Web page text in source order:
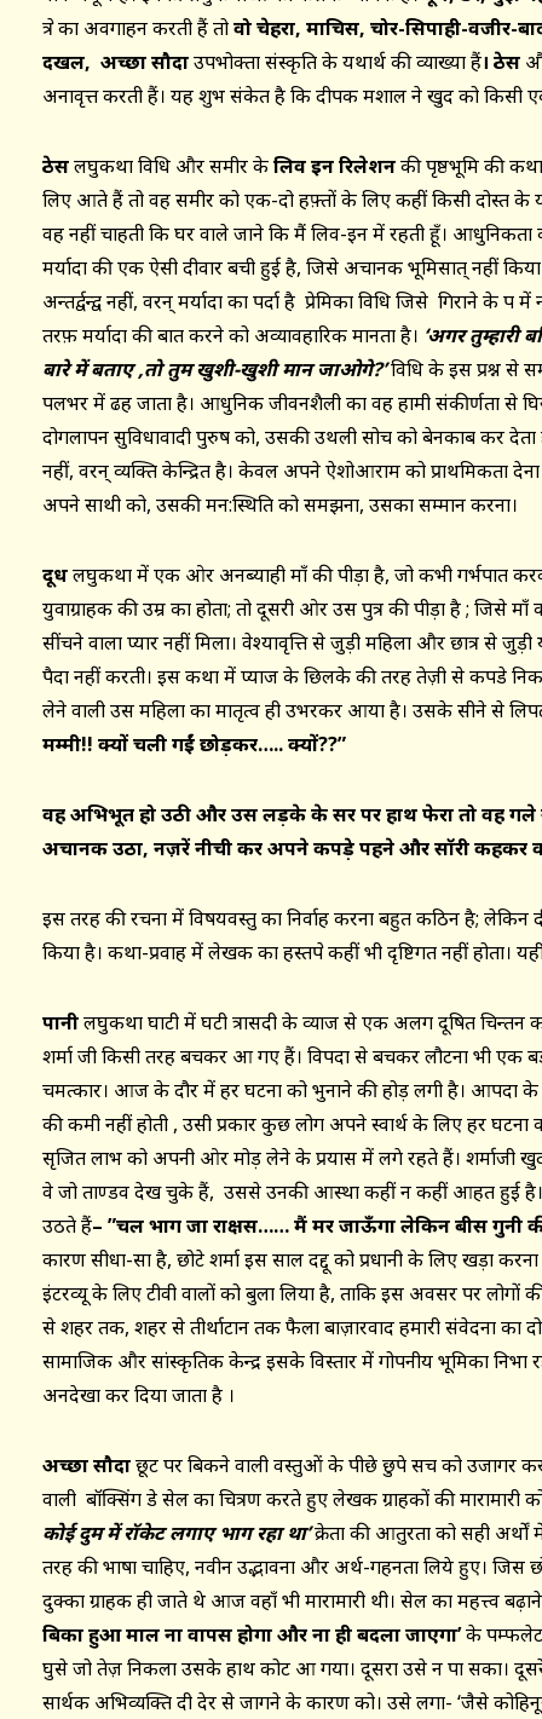
क्षेत्र का अवगाहन करती हैं तोवो चेहरा, माचिस, चोर-सिपाही-वजीर-
दखल, अच्छा सौदाउपभोक्ता संस्कृति के यथार्थ की व्याख्या हैं। ठेस
अनावृत्त करती हैं। यह शुभ संकेत है कि दीपक मशाल ने खुद को किसी एक
ठेसलघुकथा विधि और समीर केलिव इन रिलेशनकी पृष्ठभूमि की
लिए आते हैं तो वह समीर को एक-दो हफ़्तों के लिए कहीं किसी दोस्त के
वह नहीं चाहती कि घर वाले जाने कि मैं लिव-इन में रहती हूँ।
मर्यादा की एक ऐसी दीवार बची हुई है, जिसे अचानक भूमिसात् नहीं
अन्तर्द्वन्द्व नहीं, वरन् मर्यादा का पर्दा है प्रेमिका विधि जिसे गिराने के
तरफ़ मर्यादा की बात करने को अव्यावहारिक मानता है। ‘अगर
बारे में बताए,तो तुम खुशी-खुशी मान जाओगे?’विधि के इस प्रश्न से
पलभर में ढह जाता है। आधुनिक जीवनशैली का वह हामी संकीर्णता से
दोगलापन सुविधावादी पुरुष को, उसकी उथली सोच को बेनकाब कर देता
नहीं, वरन् व्यक्ति केन्द्रित है। केवल अपने ऐशोआराम को प्राथमिकता देना
अपने साथी को, उसकी मन:स्थिति को समझना, उसका सम्मान करना।
दूधलघुकथा में एक ओर अनब्याही माँ की पीड़ा है, जो कभी गर्भपात
युवाग्राहक की उम्र का होता; तो दूसरी ओर उस पुत्र की पीड़ा है ; जिसे
सींचने वाला प्यार नहीं मिला। वेश्यावृत्ति से जुड़ी महिला और छात्र से
पैदा नहीं करती। इस कथा में प्याज के छिलके की तरह तेज़ी से कपडे
लेने वाली उस महिला का मातृत्व ही उभरकर आया है। उसके सीने से
मम्मी!! क्यों चली गईं छोड़कर….. क्यों??”
वह अभिभूत हो उठी और उस लड़के के सर पर हाथ फेरा तो वह गले
अचानक उठा, नज़रें नीची कर अपने कपड़े पहने और सॉरी कहकर
इस तरह की रचना में विषयवस्तु का निर्वाह करना बहुत कठिन है;
किया है। कथा-प्रवाह में लेखक का हस्तक्षेप कहीं भी दृष्टिगत नहीं होता।
पानीलघुकथा घाटी में घटी त्रासदी के व्याज से एक अलग दूषित चिन्तन
शर्मा जी किसी तरह बचकर आ गए हैं। विपदा से बचकर लौटना भी एक
चमत्कार। आज के दौर में हर घटना को भुनाने की होड़ लगी है। आपदा
की कमी नहीं होती , उसी प्रकार कुछ लोग अपने स्वार्थ के लिए हर
सृजित लाभ को अपनी ओर मोड़ लेने के प्रयास में लगे रहते हैं। शर्माजी
वे जो ताण्डव देख चुके हैं, उससे उनकी आस्था कहीं न कहीं आहत हुई है। वे
उठते हैं– ”चल भाग जा राक्षस…… मैं मर जाऊँगा लेकिन बीस गुनी
कारण सीधा-सा है, छोटे शर्मा इस साल दद्दू को प्रधानी के लिए खड़ा
इंटरव्यू के लिए टीवी वालों को बुला लिया है, ताकि इस अवसर पर लोगों
से शहर तक, शहर से तीर्थाटान तक फैला बाज़ारवाद हमारी संवेदना का
सामाजिक और सांस्कृतिक केन्द्र इसके विस्तार में गोपनीय भूमिका निभा
अनदेखा कर दिया जाता है ।
अच्छा सौदाछूट पर बिकने वाली वस्तुओं के पीछे छुपे सच को उजागर
वाली बॉक्सिंग डे सेल का चित्रण करते हुए लेखक ग्राहकों की
कोई दुम में रॉकेट लगाए भाग रहा था’क्रेता की आतुरता को सही अर्थों
तरह की भाषा चाहिए, नवीन उद्भावना और अर्थ-गहनता लिये हुए।
दुक्का ग्राहक ही जाते थे आज वहाँ भी मारामारी थी। सेल का महत्त्व
बिका हुआ माल ना वापस होगा और ना ही बदला जाएगा’के
घुसे जो तेज़ निकला उसके हाथ कोट आ गया। दूसरा उसे न पा सका।
सार्थक अभिव्यक्ति दी देर से जागने के कारण को। उसे लगा- ‘जैसे